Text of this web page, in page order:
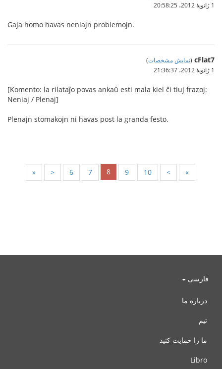
1 ژانویهٔ 2012،‏ 20:58:25
Gaja homo havas neniajn problemojn.
cFlat7
(نمایش مشخصات)
1 ژانویهٔ 2012،‏ 21:36:37
[Komento: la rilataĵo povas ankaŭ esti mala kiel ĉi tiuj frazoj:
Neniaj / Plenaj]
Plenajn stomakojn ni havas post la granda festo.
« < 6 7 8 9 10 > »
فارسی
درباره ما
تیم
ما را حمایت کنید
Libro